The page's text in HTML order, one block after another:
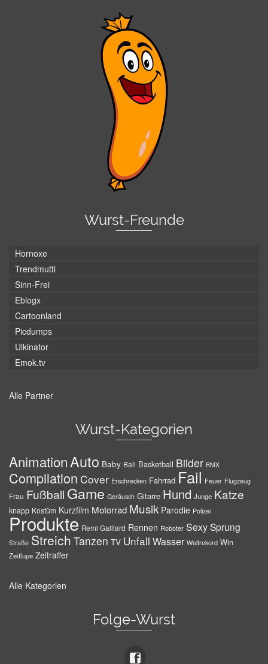
Wurst-Freunde
Hornoxe
Trendmutti
Sinn-Frei
Eblogx
Cartoonland
Picdumps
Ulkinator
Emok.tv
Alle Partner
Wurst-Kategorien
AnimationAuto Baby Ball Basketball Bilder BMX
Compilation Cover Erschrecken Fahrrad Fail Feuer Flugzeug
Frau Fußball Game Geräusch Gitarre Hund Junge Katze
knapp Kostüm Kurzfilm Motorrad Musik Parodie Polizei
Produkte Remi Gaillard Rennen Roboter SexySprung
Straße Streich Tanzen TV Unfall Wasser Weltrekord Win
Zeitlupe Zeitraffer
Alle Kategorien
Folge-Wurst